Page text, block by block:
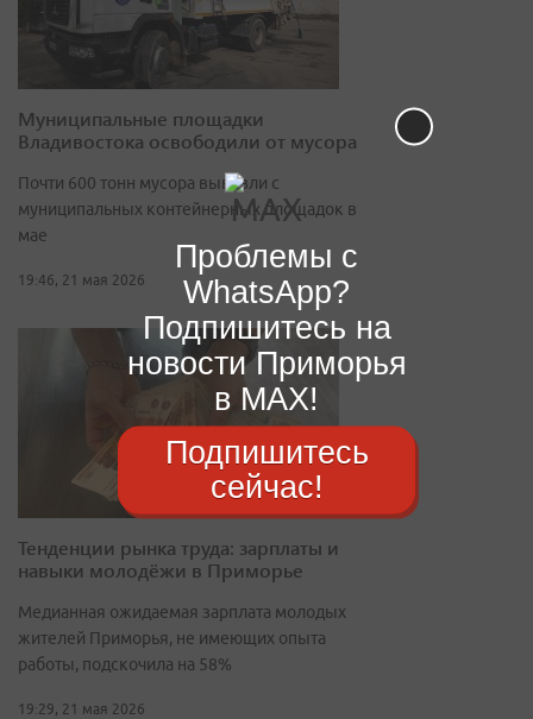
Муниципальные площадки
Владивостока освободили от мусора
Почти 600 тонн мусора вывезли с
муниципальных контейнерных площадок в
мае
19:46, 21 мая 2026
Тенденции рынка труда: зарплаты и
навыки молодёжи в Приморье
Медианная ожидаемая зарплата молодых
жителей Приморья, не имеющих опыта
работы, подскочила на 58%
19:29, 21 мая 2026
Проблемы с
WhatsApp?
Подпишитесь на
новости Приморья
в MAX!
Подпишитесь
сейчас!